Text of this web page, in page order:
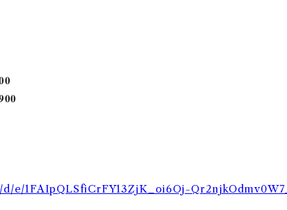
e/1FAIpQLSfiCrFY13ZjK_oi6Oj-